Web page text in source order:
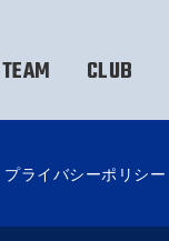
TEAM CLUB
プライバシーポリシー